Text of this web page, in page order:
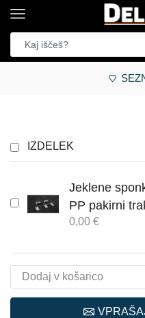
IZDELEK
Jeklene
PP pakirni
0,00 €